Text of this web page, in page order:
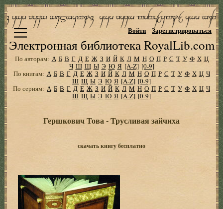
Электронная библиотека RoyalLib.com
Войти Зарегистрироваться
По авторам: А Б В Г Д Е Ж З И Й К Л М Н О П Р С Т У Ф Х Ц
Ч Ш Щ Ы Э Ю Я [A-Z] [0-9]
По книгам: А Б В Г Д Е Ж З И Й К Л М Н О П Р С Т У Ф Х Ц Ч
Ш Щ Ы Э Ю Я [A-Z] [0-9]
По сериям: А Б В Г Д Е Ж З И Й К Л М Н О П Р С Т У Ф Х Ц Ч
Ш Щ Ы Э Ю Я [A-Z] [0-9]
Гершкович Това - Трусливая зайчиха
скачать книгу бесплатно